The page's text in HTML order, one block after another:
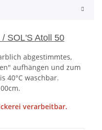
SOL'S Atoll 50
abgestimmtes,
aufhängen und zum
40°C waschbar.
verarbeitbar.